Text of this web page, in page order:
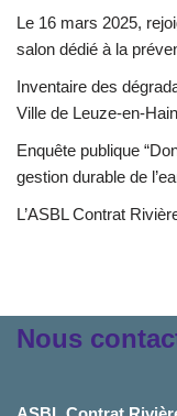
Le 16 mars 2025,
salon dédié à la
Inventaire des
Ville de Leuze-en-
Enquête publique
gestion durable de
L’ASBL Contrat
Nous